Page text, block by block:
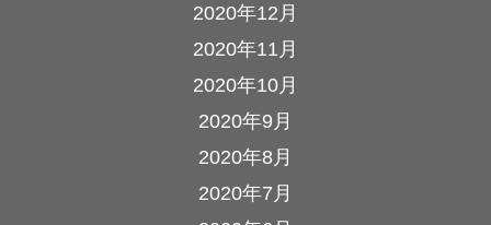
2020年12月
2020年11月
2020年10月
2020年9月
2020年8月
2020年7月